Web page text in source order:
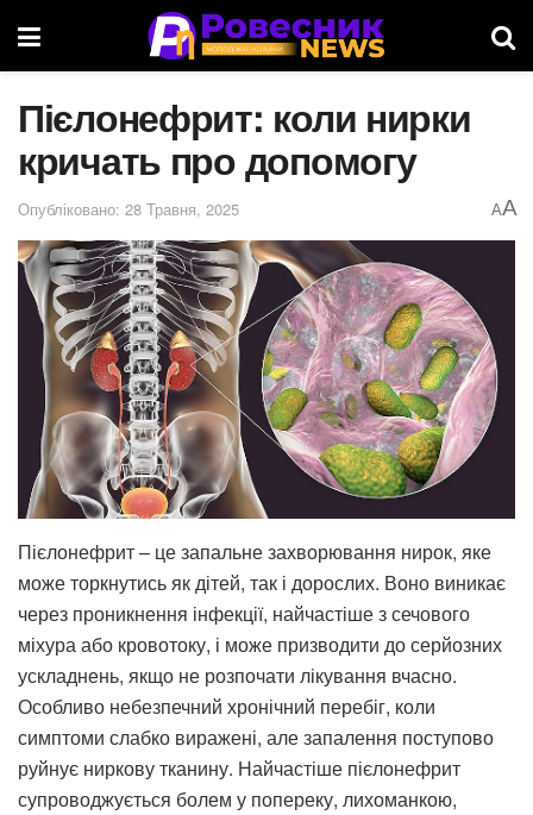
Пієлонефрит: коли нирки
кричать про допомогу
Опубліковано: 28 Травня, 2025 AA
Пієлонефрит – це запальне захворювання нирок, яке
може торкнутись як дітей, так і дорослих. Воно виникає
через проникнення інфекції, найчастіше з сечового
міхура або кровотоку, і може призводити до серйозних
ускладнень, якщо не розпочати лікування вчасно.
Особливо небезпечний хронічний перебіг, коли
симптоми слабко виражені, але запалення поступово
руйнує ниркову тканину. Найчастіше пієлонефрит
супроводжується болем у попереку, лихоманкою,